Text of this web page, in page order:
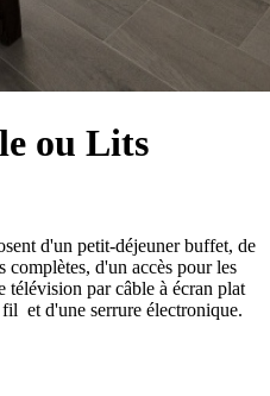
ou Lits
d'un petit-déjeuner buffet, de
complètes, d'un accès pour les
télévision par câble à écran plat
et d'une serrure électronique.